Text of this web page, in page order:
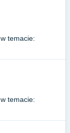
w temacie:
w temacie: